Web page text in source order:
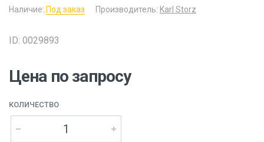
Наличие: Под заказ Производитель: Karl Storz
ID: 0029893
Цена по запросу
КОЛИЧЕСТВО